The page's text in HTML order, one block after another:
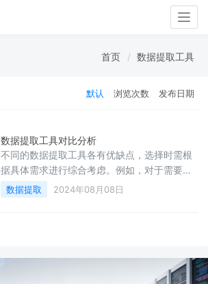
首页 数据提取工具
默认 浏览次数 发布日期
数据提取工具对比分析
不同的数据提取工具各有优缺点，选择时需根
据具体需求进行综合考虑。例如，对于需要处
理大量异构数据的情况，DataX可能是更合适
的选择；而对于需要从网站中提取数据的情
数据提取 2024年08月08日